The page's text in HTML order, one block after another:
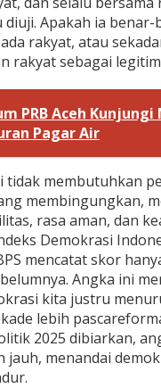
diuji. Apakah ia benar-
rakyat, atau
rakyat sebagai
PRB Aceh Kunjungi
Pagar Air
tidak membutuhkan
membingungkan,
rasa aman, dan
Demokrasi
mencatat skor
Angka ini
kita justru
lebih
2025 dibiarkan,
jauh, menandai